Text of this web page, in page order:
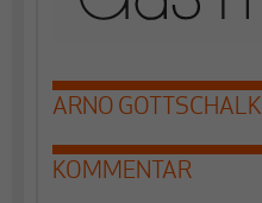
ARNO GOTTSCHALK
KOMMENTAR